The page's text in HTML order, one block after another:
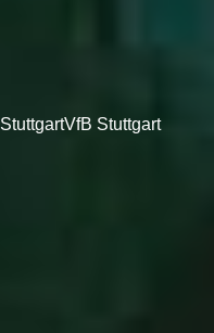
StuttgartVfB Stuttgart